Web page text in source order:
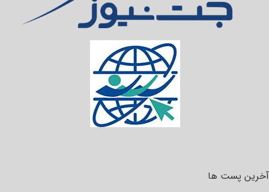
آخرین پست ها